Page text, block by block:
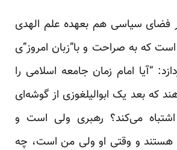
فضای سیاسی هم بعهده علم الهدی
که به صراحت و با”زبان امروز”ی
“آیا امام زمان جامعه اسلامی را
که بعد یک ابوالیلغوزی از گوشه‌ای
اشتباه می‌کند؟ رهبری ولی است و
هستند و وقتی او ولی من است، چه